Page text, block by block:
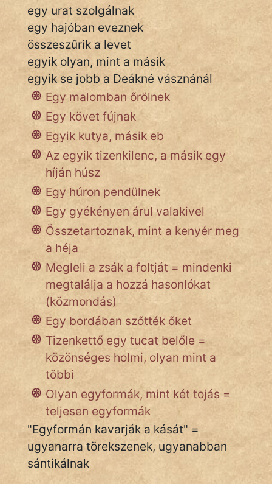
IRODALOM
SZÓLÁS
És
KÖZMONDÁS
PSZICHO
ZENE
FILM
ÉLETMÓD
És
TÖRTÉNELEM
Népszerű szerzőink:
cinege
Jób Gedeon
Láron Ádám
egy urat szolgálnak
egy hajóban eveznek
összeszűrik a levet
egyik olyan, mint a másik
egyik se jobb a Deákné vásznánál
Egy malomban őrölnek
Egy követ fújnak
Egyik kutya, másik eb
Az egyik tizenkilenc, a másik egy
híján húsz
Egy húron pendülnek
Egy gyékényen árul valakivel
Összetartoznak, mint a kenyér meg
a héja
Megleli a zsák a foltját = mindenki
megtalálja a hozzá hasonlókat
(közmondás)
Egy bordában szőtték őket
Tizenkettő egy tucat belőle =
közönséges holmi, olyan mint a
többi
Olyan egyformák, mint két tojás =
teljesen egyformák
"Egyformán kavarják a kását" =
ugyanarra törekszenek, ugyanabban
sántikálnak